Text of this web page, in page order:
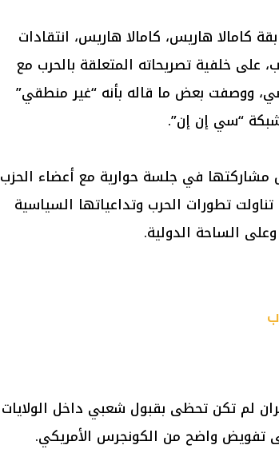
كامالا هاريس، كامالا هاريس، انتقادات
على خلفية تصريحاته المتعلقة بالحرب مع
ووصفت بعض ما قاله بأنه “غير منطقي”
“سي إن إن”.
مشاركتها في جلسة حوارية مع أعضاء الحزب
تطورات الحرب وتداعياتها السياسية
الساحة الدولية.
لم تكن تحظى بقبول شعبي داخل الولايات
تفويض واضح من الكونجرس الأمريكي.